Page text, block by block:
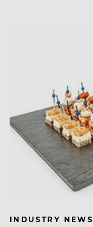
INDUSTRY NEWS